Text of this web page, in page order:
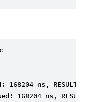
ns, RESULT:
168204 ns,